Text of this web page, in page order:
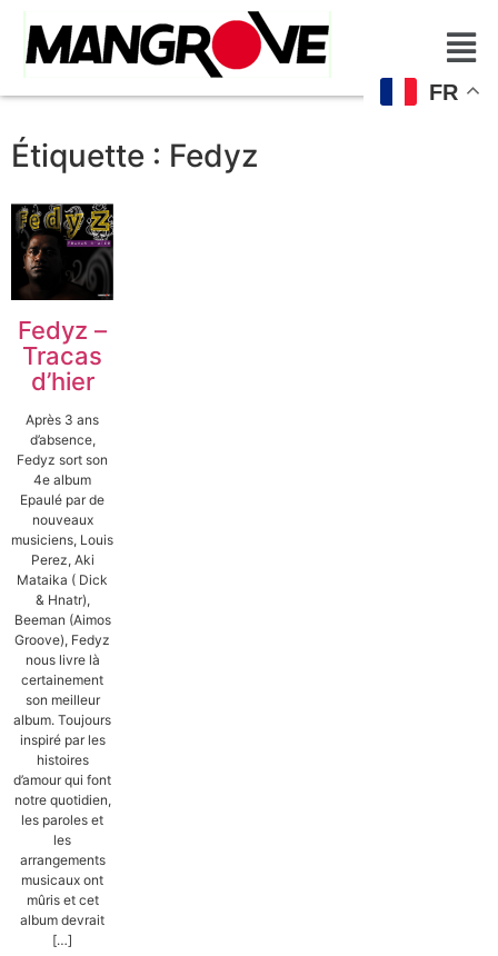
Étiquette : Fedyz
Fedyz –
Tracas
d’hier
Après 3 ans
d’absence,
Fedyz sort son
4e album
Epaulé par de
nouveaux
musiciens, Louis
Perez, Aki
Mataika ( Dick
& Hnatr),
Beeman (Aimos
Groove), Fedyz
nous livre là
certainement
son meilleur
album. Toujours
inspiré par les
histoires
d’amour qui font
notre quotidien,
les paroles et
les
arrangements
musicaux ont
mûris et cet
album devrait
[…]
FR